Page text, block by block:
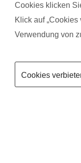
Cookies klicken
Klick auf
Verwendung von
Cookies